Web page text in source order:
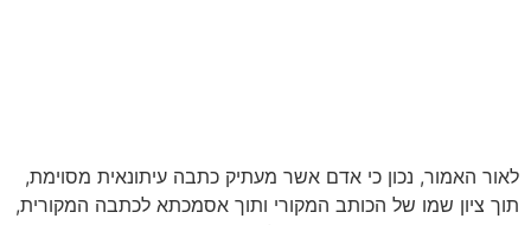
לאור האמור, נכון כי אדם אשר מעתיק כתבה עיתונאית מסוימת,
תוך ציון שמו של הכותב המקורי ותוך אסמכתא לכתבה המקורית,